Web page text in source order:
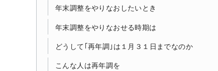
年末調整をやりなおしたいとき
年末調整をやりなおせる時期は
どうして｢再年調｣は１月３１日までなのか
こんな人は再年調を